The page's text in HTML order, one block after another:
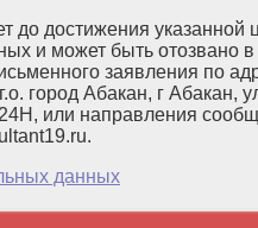
до достижения указанной
и может быть отозвано
заявления по
город Абакан, г Абакан,
или направления
данных